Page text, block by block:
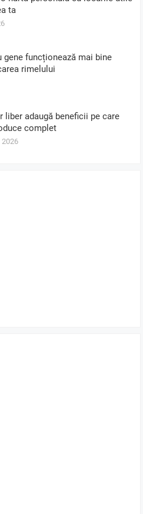
ta
gene funcționează mai bine
rimelului
liber adaugă beneficii pe care
complet
2026